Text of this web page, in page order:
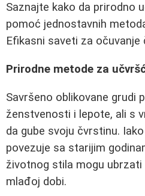
Saznajte kako da prirodno
pomoć jednostavnih
Efikasni saveti za
Prirodne metode za
Savršeno oblikovane grudi
ženstvenosti i lepote, ali s
da gube svoju čvrstinu.
povezuje sa starijim
životnog stila mogu
mlađoj dobi.